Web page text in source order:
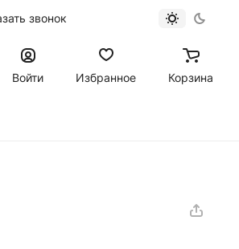
звонок
Войти
Избранное Корзина